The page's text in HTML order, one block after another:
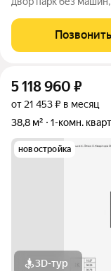
спортивные зоны
высшем уровне:
Позвонить
5 118 960 ₽
от 21 453 ₽ в месяц
38,8 м²
1-комн.
новостройка
3D-тур